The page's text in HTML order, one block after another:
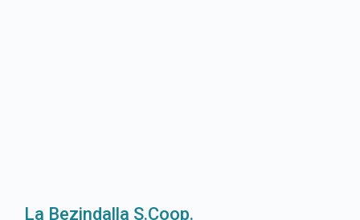
La Bezindalla S.Coop.